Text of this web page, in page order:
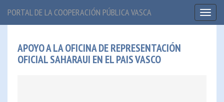
PORTAL DE LA COOPERACIÓN PÚBLICA VASCA
APOYO A LA OFICINA DE REPRESENTACIÓN
OFICIAL SAHARAUI EN EL PAIS VASCO